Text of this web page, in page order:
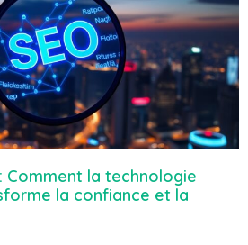
Comment la technologie
la confiance et la